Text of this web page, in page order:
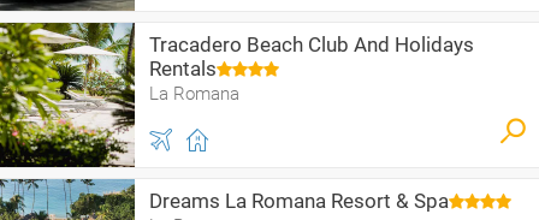
Tracadero Beach Club And Holidays
Rentals
La Romana
Dreams La Romana Resort & Spa